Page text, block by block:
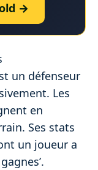
→
un défenseur
Les
en
Ses stats
un joueur a